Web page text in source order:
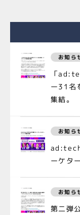
「
ー31名
集結。
お知ら
ーケタ
お知ら
第二弾
お知ら